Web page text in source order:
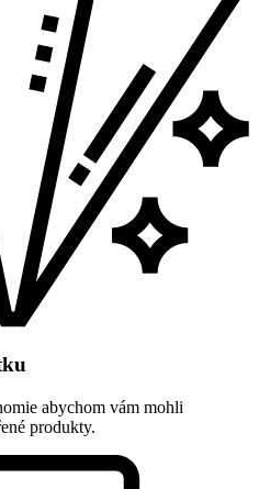
abychom vám mohli
produkty.